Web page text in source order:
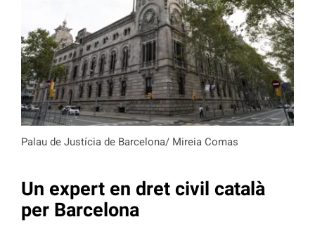
Palau de Justícia de Barcelona/ Mireia Comas
Un expert en dret civil català
per Barcelona